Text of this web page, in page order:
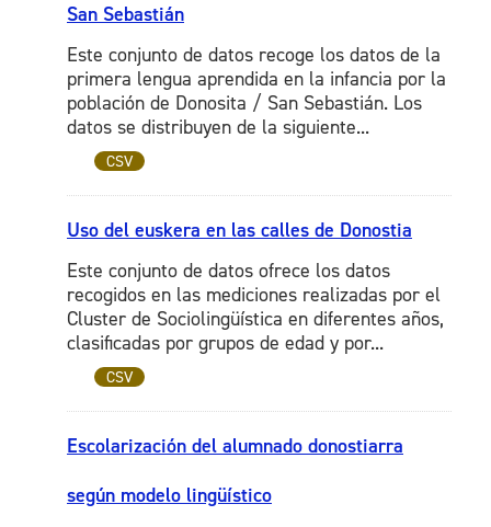
San Sebastián
Este conjunto de datos recoge los datos de la
primera lengua aprendida en la infancia por la
población de Donosita / San Sebastián. Los
datos se distribuyen de la siguiente...
CSV
Uso del euskera en las calles de Donostia
Este conjunto de datos ofrece los datos
recogidos en las mediciones realizadas por el
Cluster de Sociolingüística en diferentes años,
clasificadas por grupos de edad y por...
CSV
Escolarización del alumnado donostiarra
según modelo lingüístico